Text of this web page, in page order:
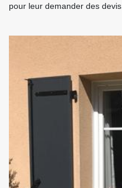
pour leur demander des devis.